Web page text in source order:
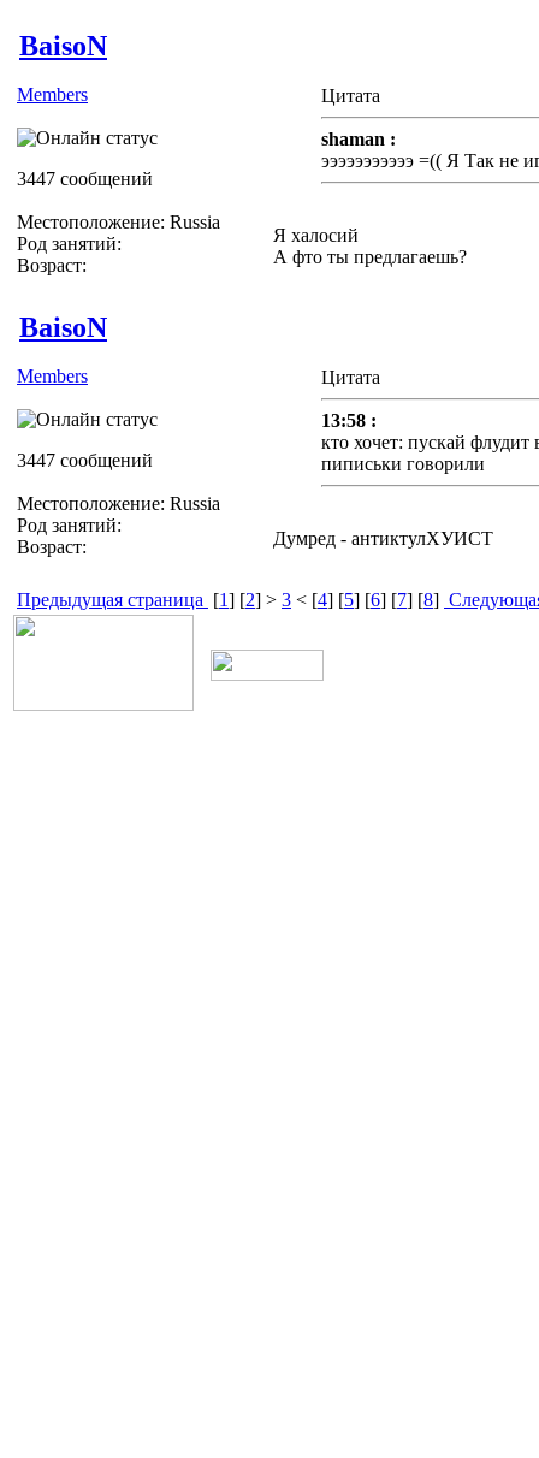
BaisoN
Members
3447 сообщений
Местоположение: Russia
Род занятий:
Возраст:
Цитата
shaman :
эээээээээээ =(( Я Так не
Я халосий
А фто ты предлагаешь?
BaisoN
Members
3447 сообщений
Местоположение: Russia
Род занятий:
Возраст:
Цитата
13:58 :
кто хочет: пускай флудит
пиписьки говорили
Думред - антиктулХУИСТ
Предыдущая страница [1] [2] > 3 < [4] [5] [6] [7] [8]